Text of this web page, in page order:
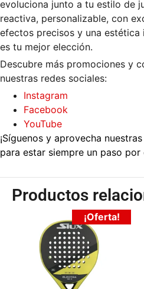
evoluciona junto a tu estilo de
reactiva, personalizable, con
efectos precisos y una estética
es tu mejor elección.
Descubre más promociones y
nuestras redes sociales:
Instagram
Facebook
YouTube
¡Síguenos y aprovecha
para estar siempre un paso
Productos
¡Oferta!